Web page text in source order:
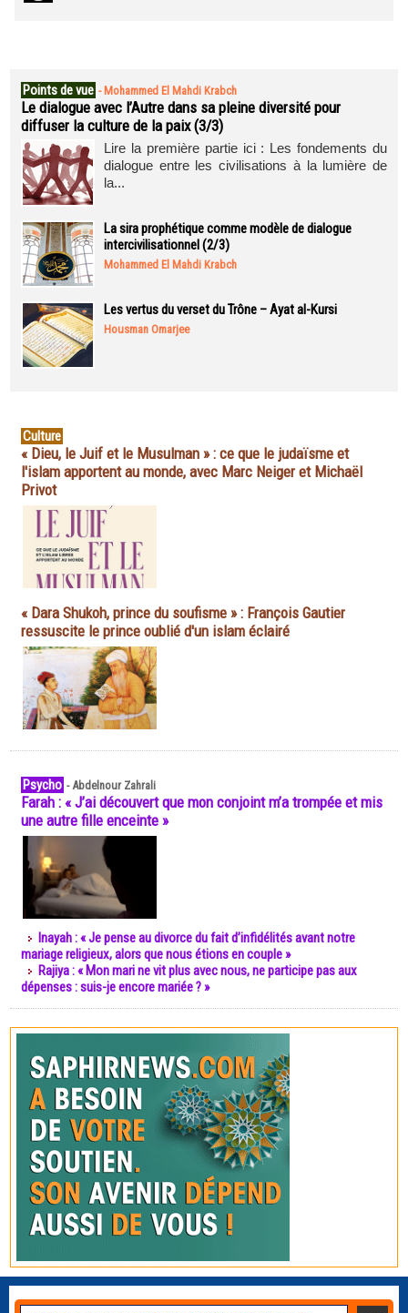
Points de vue - Mohammed El Mahdi Krabch
Le dialogue avec l’Autre dans sa pleine diversité pour
diffuser la culture de la paix (3/3)
Lire la première partie ici : Les fondements du
dialogue entre les civilisations à la lumière de
la...
La sira prophétique comme modèle de dialogue
intercivilisationnel (2/3)
Mohammed El Mahdi Krabch
Les vertus du verset du Trône – Ayat al-Kursi
Housman Omarjee
Culture
« Dieu, le Juif et le Musulman » : ce que le judaïsme et
l'islam apportent au monde, avec Marc Neiger et Michaël
Privot
« Dara Shukoh, prince du soufisme » : François Gautier
ressuscite le prince oublié d'un islam éclairé
Psycho -Abdelnour Zahrali
Farah : « J’ai découvert que mon conjoint m’a trompée et mis
une autre fille enceinte »
Inayah : « Je pense au divorce du fait d’infidélités avant notre
mariage religieux, alors que nous étions en couple »
Rajiya : « Mon mari ne vit plus avec nous, ne participe pas aux
dépenses : suis-je encore mariée ? »